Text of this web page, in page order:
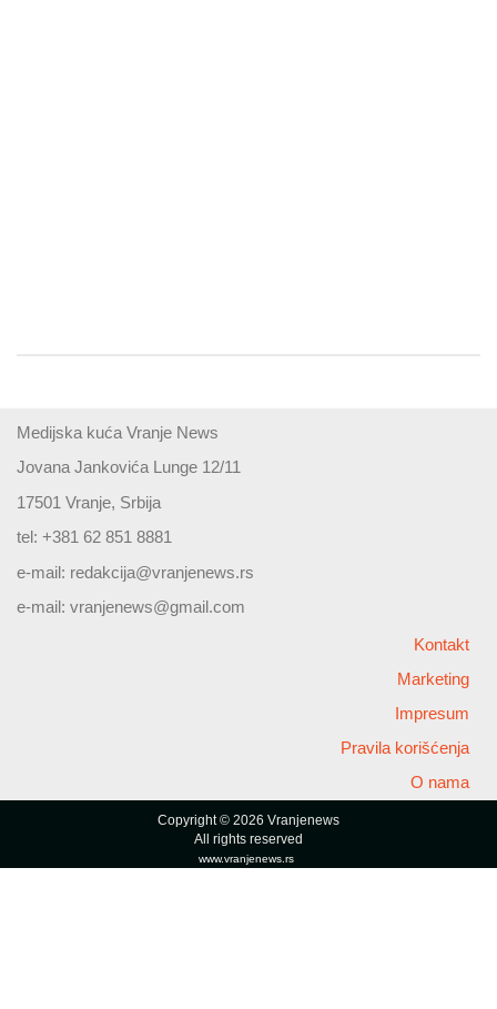
Medijska kuća Vranje News
Jovana Jankovića Lunge 12/11
17501 Vranje, Srbija
tel: +381 62 851 8881
e-mail: redakcija@vranjenews.rs
e-mail: vranjenews@gmail.com
Kontakt
Marketing
Impresum
Pravila korišćenja
O nama
Copyright © 2026 Vranjenews
All rights reserved
www.vranjenews.rs